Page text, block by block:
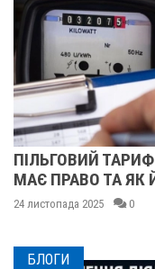
У
БЛОГИ